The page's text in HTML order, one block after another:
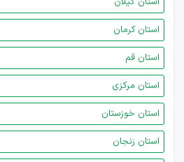
استان کرمان
استان قم
استان مرکزی
استان خوزستان
استان زنجان